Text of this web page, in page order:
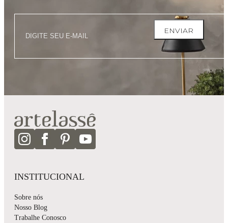
ENVIAR
INSTITUCIONAL
Sobre nós
Nosso Blog
Trabalhe Conosco